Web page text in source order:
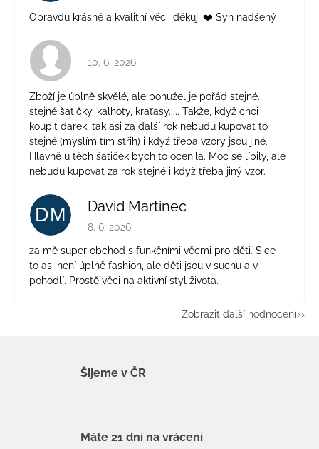
Opravdu krásné a kvalitní věci, děkuji ❤️ Syn nadšený
Hodnocení obchodu je 4 z 5 hvězdiček.
10. 6. 2026
Zboží je úplně skvělé, ale bohužel je pořád stejné.,
stejné šatičky, kalhoty, kraťasy..... Takže, když chci
koupit dárek, tak asi za další rok nebudu kupovat to
stejné (myslím tím střih) i když třeba vzory jsou jiné.
Hlavně u těch šatiček bych to ocenila. Moc se líbily, ale
nebudu kupovat za rok stejné i když třeba jiný vzor.
DM David Martinec
Hodnocení obchodu je 5 z 5 hvězdiček.
8. 6. 2026
za mě super obchod s funkčními věcmi pro děti. Sice
to asi není úplně fashion, ale děti jsou v suchu a v
pohodlí. Prostě věci na aktivní styl života.
Zobrazit další hodnocení
Šijeme v ČR
Máte 21 dní na vrácení